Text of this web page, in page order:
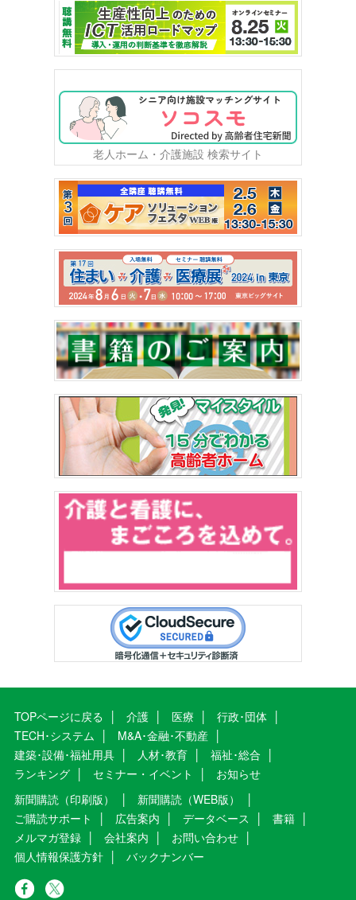
老人ホーム・介護施設 検索サイト
TOPページに戻る 介護 医療
行政･団体
TECH･システム
M&A･金融･不動産
建築･設備･福祉用具
人材･教育
福祉･総合
ランキング
セミナー・イベント
お知らせ
新聞購読（印刷版）
新聞購読（WEB版）
ご購読サポート
広告案内 データベース
書籍
メルマガ登録
会社案内
お問い合わせ
個人情報保護方針
バックナンバー